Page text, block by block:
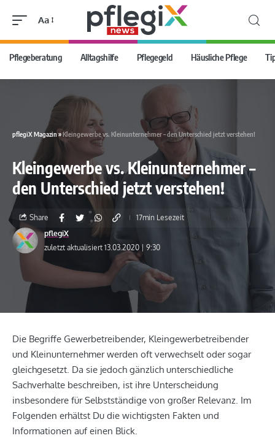
Aa
Pflegeberatung Alltagshilfe Pflegegeld Häusliche Pflege
pflegiX Magazin»Kleingewerbe vs. Kleinunternehmer – den Unterschied jetzt verstehen!
Kleingewerbe vs. Kleinunternehmer –
den Unterschied jetzt verstehen!
zuletzt aktualisiert 13.03.2020 | 9:30
pflegiX
Share 17min Lesezeit
Die Begriffe Gewerbetreibender, Kleingewerbetreibender
und Kleinunternehmer werden oft verwechselt oder sogar
gleichgesetzt. Da sie jedoch gänzlich unterschiedliche
Sachverhalte beschreiben, ist ihre Unterscheidung
insbesondere für Selbstständige von großer Relevanz. Im
Folgenden erhältst Du die wichtigsten Fakten und
Informationen auf einen Blick.